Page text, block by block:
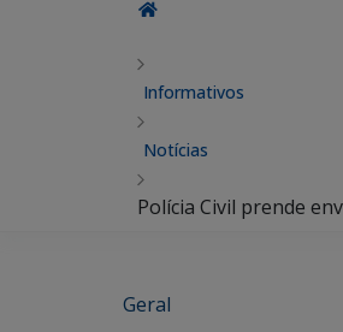
Informativos
Notícias
Polícia Civil prende
Geral